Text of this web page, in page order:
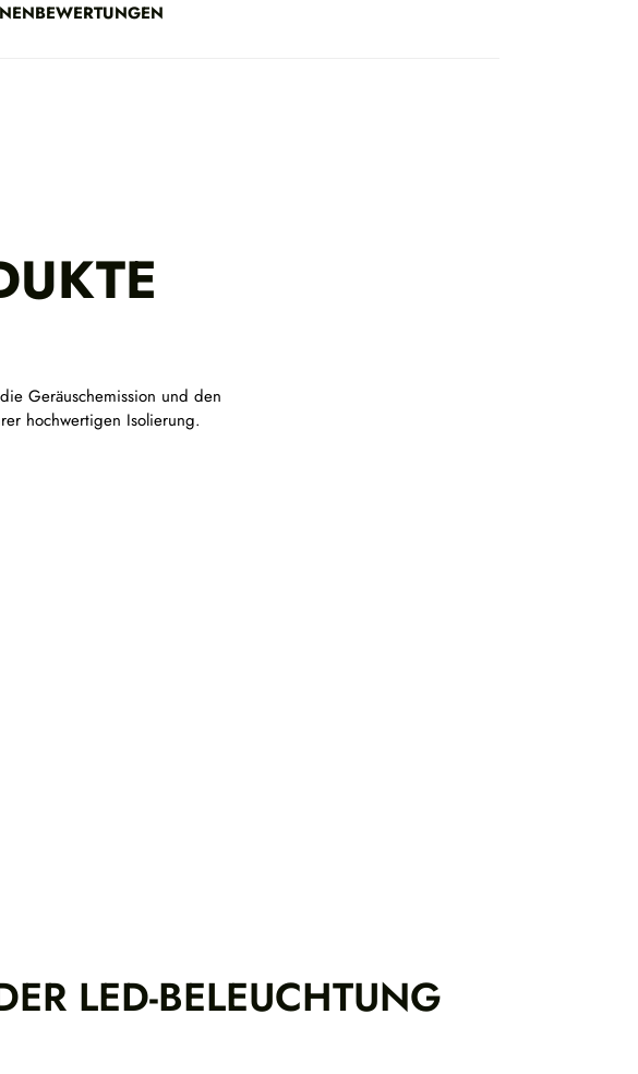
LED-BELEUCHTUNG
BEWERTUNGEN
Geräuschemission und den
hochwertigen Isolierung.